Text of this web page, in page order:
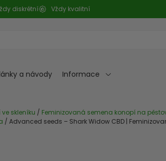
diskrétní Vždy kvalitní
a návody Informace
skleníku / Feminizovaná semena konopí na
/ Advanced seeds – Shark Widow CBD |